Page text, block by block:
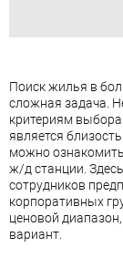
Поиск жилья в
сложная задача.
критериям
является
можно
ж/д станции.
сотрудников
корпоративных
ценовой
вариант.